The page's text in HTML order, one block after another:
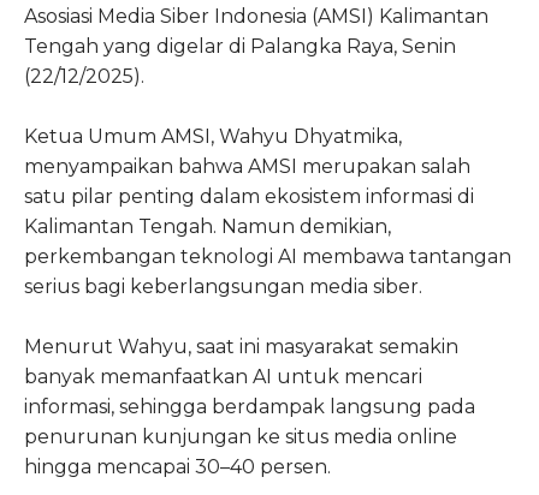
Asosiasi Media Siber Indonesia (AMSI) Kalimantan
Tengah yang digelar di Palangka Raya, Senin
(22/12/2025).
Ketua Umum AMSI, Wahyu Dhyatmika,
menyampaikan bahwa AMSI merupakan salah
satu pilar penting dalam ekosistem informasi di
Kalimantan Tengah. Namun demikian,
perkembangan teknologi AI membawa tantangan
serius bagi keberlangsungan media siber.
Menurut Wahyu, saat ini masyarakat semakin
banyak memanfaatkan AI untuk mencari
informasi, sehingga berdampak langsung pada
penurunan kunjungan ke situs media online
hingga mencapai 30–40 persen.